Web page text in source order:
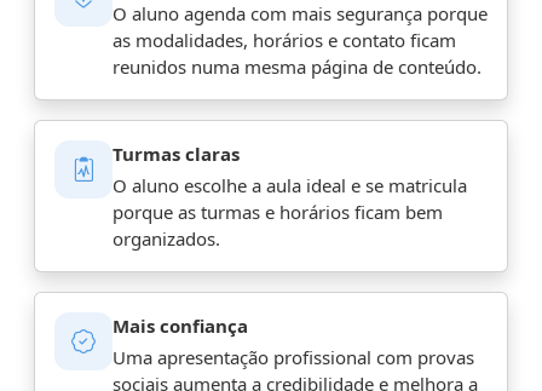
O aluno agenda com mais segurança porque
as modalidades, horários e contato ficam
reunidos numa mesma página de conteúdo.
Turmas claras
O aluno escolhe a aula ideal e se matricula
porque as turmas e horários ficam bem
organizados.
Mais confiança
Uma apresentação profissional com provas
sociais aumenta a credibilidade e melhora a